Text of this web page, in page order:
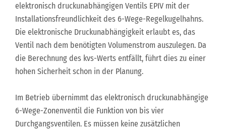
elektronisch druckunabhängigen Ventils EPIV mit der
Installationsfreundlichkeit des 6-Wege-Regelkugelhahns.
Die elektronische Druckunabhängigkeit erlaubt es, das
Ventil nach dem benötigten Volumenstrom auszulegen. Da
die Berechnung des kvs-Werts entfällt, führt dies zu einer
hohen Sicherheit schon in der Planung.
Im Betrieb übernimmt das elektronisch druckunabhängige
6-Wege-Zonenventil die Funktion von bis vier
Durchgangsventilen. Es müssen keine zusätzlichen